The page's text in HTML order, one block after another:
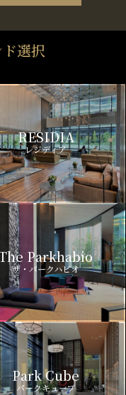
選択
RESIDIA
レジディア
Parkhabio
ザ・パークハビオ
Park Cube
パークキューブ